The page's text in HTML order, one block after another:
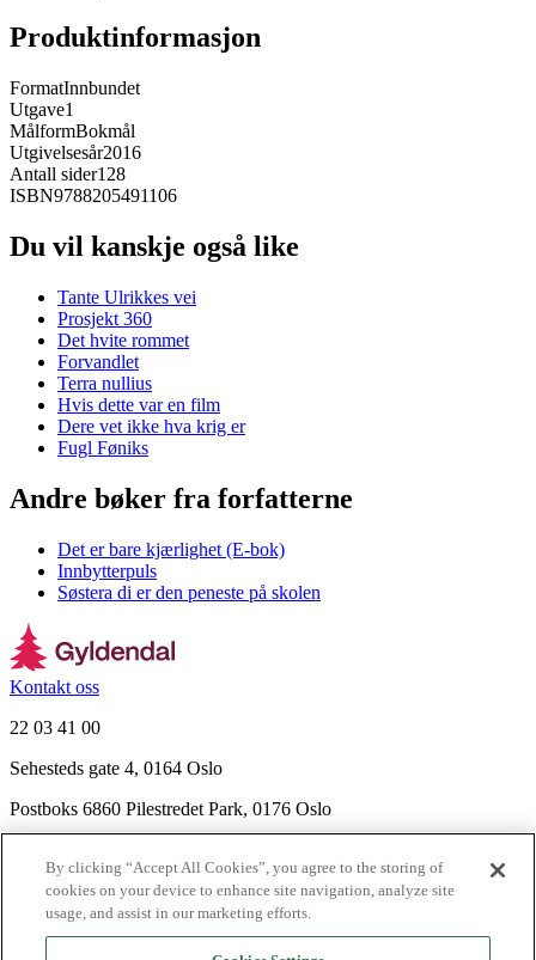
Produktinformasjon
FormatInnbundet
Utgave1
MålformBokmål
Utgivelsesår2016
Antall sider128
ISBN9788205491106
Du vil kanskje også like
Tante Ulrikkes vei
Prosjekt 360
Det hvite rommet
Forvandlet
Terra nullius
Hvis dette var en film
Dere vet ikke hva krig er
Fugl Føniks
Andre bøker fra forfatterne
Det er bare kjærlighet (E-bok)
Innbytterpuls
Søstera di er den peneste på skolen
Kontakt oss
22 03 41 00
Sehesteds gate 4, 0164 Oslo
Postboks 6860 Pilestredet Park, 0176 Oslo
Nyhetsbrev
Ledige stillinger
Send inn manus
By clicking “Accept All Cookies”, you agree to the storing of
cookies on your device to enhance site navigation, analyze site
usage, and assist in our marketing efforts.